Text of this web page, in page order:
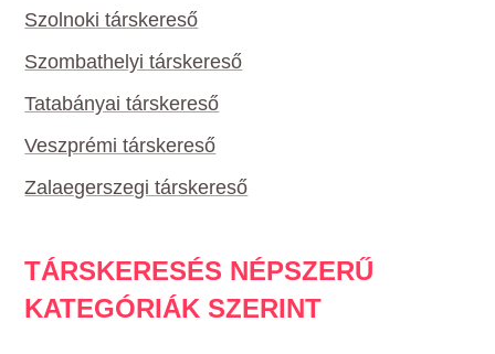
Szolnoki társkereső
Szombathelyi társkereső
Tatabányai társkereső
Veszprémi társkereső
Zalaegerszegi társkereső
TÁRSKERESÉS NÉPSZERŰ
KATEGÓRIÁK SZERINT